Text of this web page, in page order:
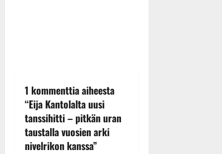
1 kommenttia aiheesta
“Eija Kantolalta uusi
tanssihitti – pitkän uran
taustalla vuosien arki
nivelrikon kanssa”